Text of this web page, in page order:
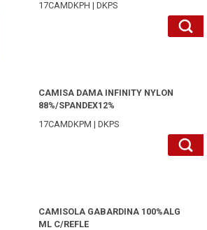
17CAMDKPH | DKPS
CAMISA DAMA INFINITY NYLON
88%/SPANDEX12%
17CAMDKPM | DKPS
CAMISOLA GABARDINA 100%ALG
ML C/REFLE